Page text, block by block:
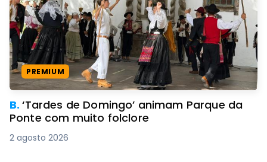
PREMIUM
B.‘Tardes de Domingo’ animam Parque da
Ponte com muito folclore
2 agosto 2026